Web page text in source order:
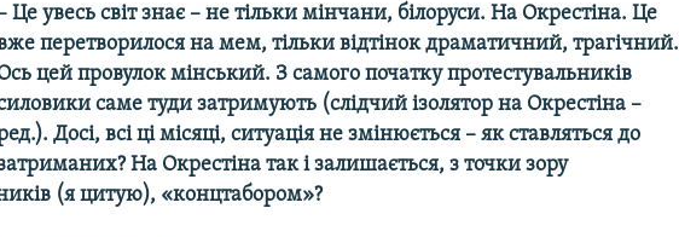
Це увесь світ знає – не тільки мінчани, білоруси. На Окрестіна. Це
перетворилося на мем, тільки відтінок драматичний, трагічний.
цей провулок мінський. З самого початку протестувальників
саме туди затримують (слідчий ізолятор на Окрестіна –
Досі, всі ці місяці, ситуація не змінюється – як ставляться до
На Окрестіна так і залишається, з точки зору
(я цитую), «концтабором»?